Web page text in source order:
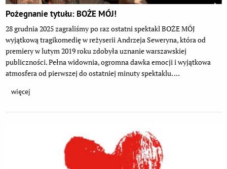
Pożegnanie tytułu: BOŻE MÓJ!
28 grudnia 2025 zagraliśmy po raz ostatni spektakl BOŻE MÓJ
wyjątkową tragikomedię w reżyserii Andrzeja Seweryna, która od
premiery w lutym 2019 roku zdobyła uznanie warszawskiej
publiczności. Pełna widownia, ogromna dawka emocji i wyjątkowa
atmosfera od pierwszej do ostatniej minuty spektaklu. ...
więcej